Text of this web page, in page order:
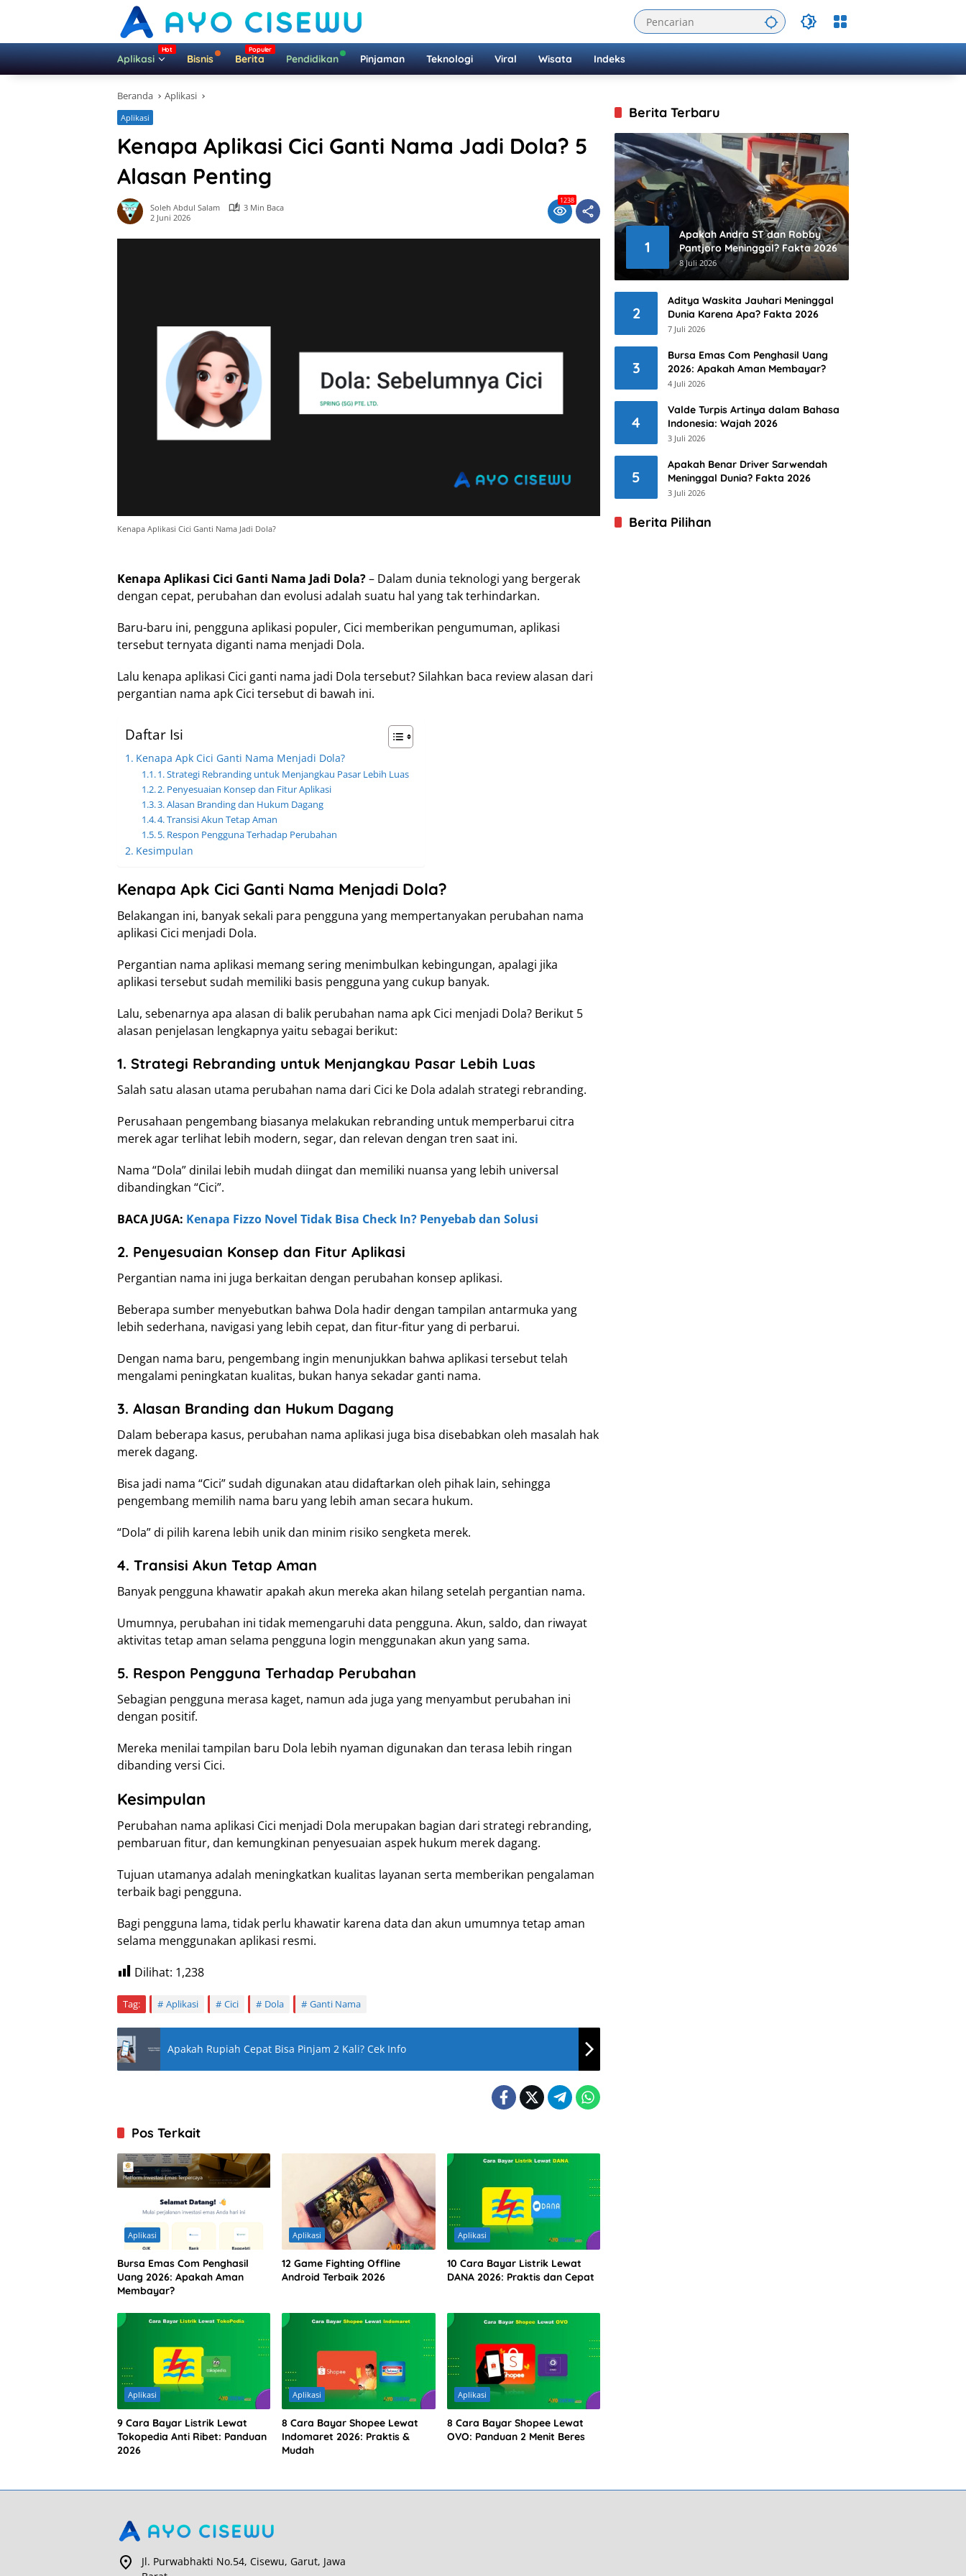
Aplikasi Bisnis Berita Pendidikan Pinjaman Teknologi Viral Wisata Indeks
Beranda Aplikasi
Aplikasi
Kenapa Aplikasi Cici Ganti Nama Jadi Dola? 5
Alasan Penting
Soleh Abdul Salam
3 Min Baca
2 Juni 2026
1238
Kenapa Aplikasi Cici Ganti Nama Jadi Dola?
Kenapa Aplikasi Cici Ganti Nama Jadi Dola?– Dalam dunia teknologi yang bergerak
dengan cepat, perubahan dan evolusi adalah suatu hal yang tak terhindarkan.
Baru-baru ini, pengguna aplikasi populer, Cici memberikan pengumuman, aplikasi
tersebut ternyata diganti nama menjadi Dola.
Lalu kenapa aplikasi Cici ganti nama jadi Dola tersebut? Silahkan baca review alasan dari
pergantian nama apk Cici tersebut di bawah ini.
Daftar Isi
Kenapa Apk Cici Ganti Nama Menjadi Dola?
1. Strategi Rebranding untuk Menjangkau Pasar Lebih Luas
2. Penyesuaian Konsep dan Fitur Aplikasi
3. Alasan Branding dan Hukum Dagang
4. Transisi Akun Tetap Aman
5. Respon Pengguna Terhadap Perubahan
Kesimpulan
Kenapa Apk Cici Ganti Nama Menjadi Dola?
Belakangan ini, banyak sekali para pengguna yang mempertanyakan perubahan nama
aplikasi Cici menjadi Dola.
Pergantian nama aplikasi memang sering menimbulkan kebingungan, apalagi jika
aplikasi tersebut sudah memiliki basis pengguna yang cukup banyak.
Lalu, sebenarnya apa alasan di balik perubahan nama apk Cici menjadi Dola? Berikut 5
alasan penjelasan lengkapnya yaitu sebagai berikut:
1. Strategi Rebranding untuk Menjangkau Pasar Lebih Luas
Salah satu alasan utama perubahan nama dari Cici ke Dola adalah strategi rebranding.
Perusahaan pengembang biasanya melakukan rebranding untuk memperbarui citra
merek agar terlihat lebih modern, segar, dan relevan dengan tren saat ini.
Nama “Dola” dinilai lebih mudah diingat dan memiliki nuansa yang lebih universal
dibandingkan “Cici”.
BACA JUGA: Kenapa Fizzo Novel Tidak Bisa Check In? Penyebab dan Solusi
2. Penyesuaian Konsep dan Fitur Aplikasi
Pergantian nama ini juga berkaitan dengan perubahan konsep aplikasi.
Beberapa sumber menyebutkan bahwa Dola hadir dengan tampilan antarmuka yang
lebih sederhana, navigasi yang lebih cepat, dan fitur-fitur yang di perbarui.
Dengan nama baru, pengembang ingin menunjukkan bahwa aplikasi tersebut telah
mengalami peningkatan kualitas, bukan hanya sekadar ganti nama.
3. Alasan Branding dan Hukum Dagang
Dalam beberapa kasus, perubahan nama aplikasi juga bisa disebabkan oleh masalah hak
merek dagang.
Bisa jadi nama “Cici” sudah digunakan atau didaftarkan oleh pihak lain, sehingga
pengembang memilih nama baru yang lebih aman secara hukum.
“Dola” di pilih karena lebih unik dan minim risiko sengketa merek.
4. Transisi Akun Tetap Aman
Banyak pengguna khawatir apakah akun mereka akan hilang setelah pergantian nama.
Umumnya, perubahan ini tidak memengaruhi data pengguna. Akun, saldo, dan riwayat
aktivitas tetap aman selama pengguna login menggunakan akun yang sama.
5. Respon Pengguna Terhadap Perubahan
Sebagian pengguna merasa kaget, namun ada juga yang menyambut perubahan ini
dengan positif.
Mereka menilai tampilan baru Dola lebih nyaman digunakan dan terasa lebih ringan
dibanding versi Cici.
Kesimpulan
Perubahan nama aplikasi Cici menjadi Dola merupakan bagian dari strategi rebranding,
pembaruan fitur, dan kemungkinan penyesuaian aspek hukum merek dagang.
Tujuan utamanya adalah meningkatkan kualitas layanan serta memberikan pengalaman
terbaik bagi pengguna.
Bagi pengguna lama, tidak perlu khawatir karena data dan akun umumnya tetap aman
selama menggunakan aplikasi resmi.
Dilihat: 1,238
Tag: Aplikasi Cici Dola Ganti Nama
Apakah Rupiah Cepat Bisa Pinjam 2 Kali? Cek Info
Pos Terkait
Aplikasi
Bursa Emas Com Penghasil
Uang 2026: Apakah Aman
Membayar?
Aplikasi
12 Game Fighting Offline
Android Terbaik 2026
Aplikasi
10 Cara Bayar Listrik Lewat
DANA 2026: Praktis dan Cepat
Aplikasi
9 Cara Bayar Listrik Lewat
Tokopedia Anti Ribet: Panduan
2026
Aplikasi
8 Cara Bayar Shopee Lewat
Indomaret 2026: Praktis &
Mudah
Aplikasi
8 Cara Bayar Shopee Lewat
OVO: Panduan 2 Menit Beres
Berita Terbaru
1
Apakah Andra ST dan Robby
Pantjoro Meninggal? Fakta 2026
8 Juli 2026
2
Aditya Waskita Jauhari Meninggal
Dunia Karena Apa? Fakta 2026
7 Juli 2026
3
Bursa Emas Com Penghasil Uang
2026: Apakah Aman Membayar?
4 Juli 2026
4
Valde Turpis Artinya dalam Bahasa
Indonesia: Wajah 2026
3 Juli 2026
5
Apakah Benar Driver Sarwendah
Meninggal Dunia? Fakta 2026
3 Juli 2026
Berita Pilihan
Jl. Purwabhakti No.54, Cisewu, Garut, Jawa